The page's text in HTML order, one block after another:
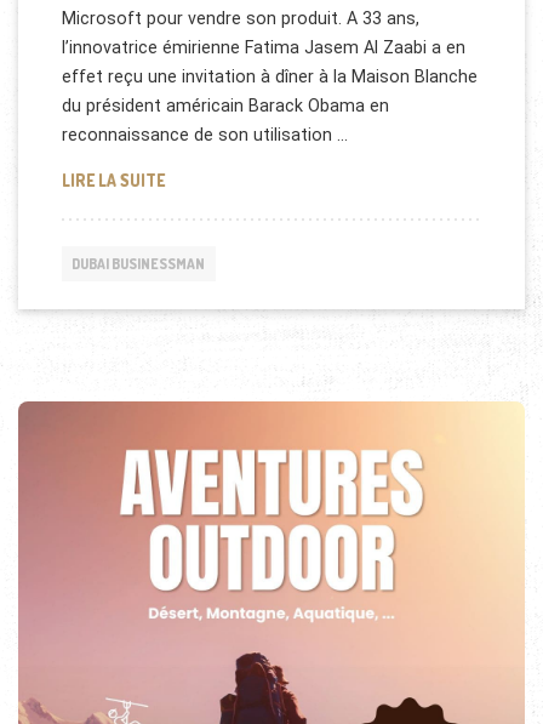
Microsoft pour vendre son produit. A 33 ans,
l’innovatrice émirienne Fatima Jasem Al Zaabi a en
effet reçu une invitation à dîner à la Maison Blanche
du président américain Barack Obama en
reconnaissance de son utilisation …
LIRE LA SUITEFATIMA AL ZAABI RÉNOVE MICROSOFT
DUBAI BUSINESSMAN